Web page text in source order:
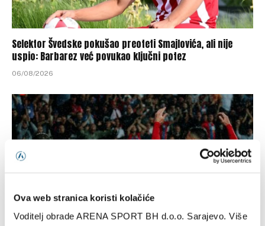
Ova web stranica koristi kolačiće
Voditelj obrade ARENA SPORT BH d.o.o. Sarajevo. Više
Selektor Švedske pokušao preoteti Smajlovića, ali nije
uspio: Barbarez već povukao ključni potez
06/08/2026